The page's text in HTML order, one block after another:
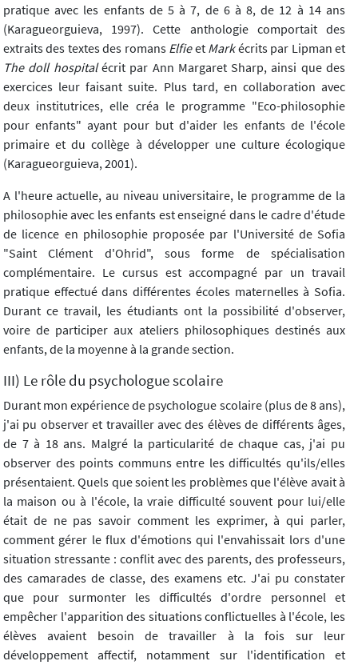
pratique avec les enfants de 5 à 7, de 6 à 8, de 12 à 14 ans
(Karagueorguieva, 1997). Cette anthologie comportait des
extraits des textes des romans Elfieet Markécrits par Lipman et
The doll hospitalécrit par Ann Margaret Sharp, ainsi que des
exercices leur faisant suite. Plus tard, en collaboration avec
deux institutrices, elle créa le programme "Eco-philosophie
pour enfants" ayant pour but d'aider les enfants de l'école
primaire et du collège à développer une culture écologique
(Karagueorguieva, 2001).
A l'heure actuelle, au niveau universitaire, le programme de la
philosophie avec les enfants est enseigné dans le cadre d'étude
de licence en philosophie proposée par l'Université de Sofia
"Saint Clément d'Ohrid", sous forme de spécialisation
complémentaire. Le cursus est accompagné par un travail
pratique effectué dans différentes écoles maternelles à Sofia.
Durant ce travail, les étudiants ont la possibilité d'observer,
voire de participer aux ateliers philosophiques destinés aux
enfants, de la moyenne à la grande section.
III) Le rôle du psychologue scolaire
Durant mon expérience de psychologue scolaire (plus de 8 ans),
j'ai pu observer et travailler avec des élèves de différents âges,
de 7 à 18 ans. Malgré la particularité de chaque cas, j'ai pu
observer des points communs entre les difficultés qu'ils/elles
présentaient. Quels que soient les problèmes que l'élève avait à
la maison ou à l'école, la vraie difficulté souvent pour lui/elle
était de ne pas savoir comment les exprimer, à qui parler,
comment gérer le flux d'émotions qui l'envahissait lors d'une
situation stressante : conflit avec des parents, des professeurs,
des camarades de classe, des examens etc. J'ai pu constater
que pour surmonter les difficultés d'ordre personnel et
empêcher l'apparition des situations conflictuelles à l'école, les
élèves avaient besoin de travailler à la fois sur leur
développement affectif, notamment sur l'identification et